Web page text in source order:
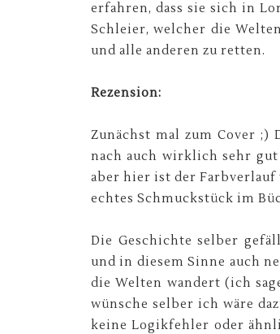
erfahren, dass sie sich in
Schleier, welcher die
und alle anderen zu retten.
Rezension:
Zunächst mal zum Cover ;)
nach auch wirklich sehr
aber hier ist der Farbverlauf
echtes Schmuckstück im
Die Geschichte selber
und in diesem Sinne auch
die Welten wandert (ich
wünsche selber ich wäre
keine Logikfehler oder